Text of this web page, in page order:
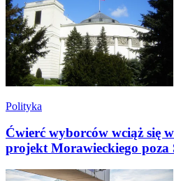
Polityka
Ćwierć wyborców wciąż się
projekt Morawieckiego poza